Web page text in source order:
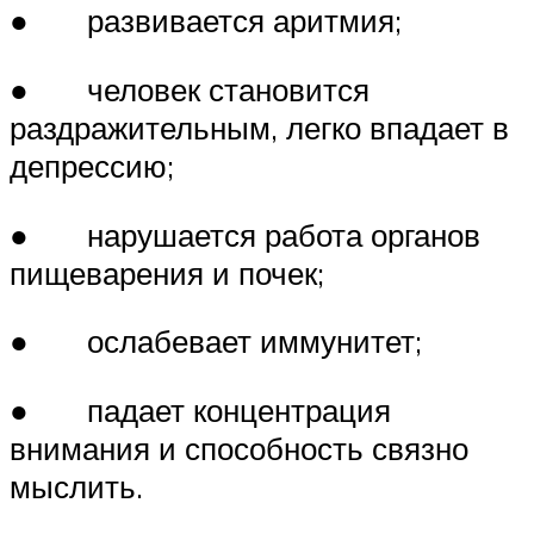
● развивается аритмия;
● человек становится
раздражительным, легко впадает в
депрессию;
● нарушается работа органов
пищеварения и почек;
● ослабевает иммунитет;
● падает концентрация
внимания и способность связно
мыслить.